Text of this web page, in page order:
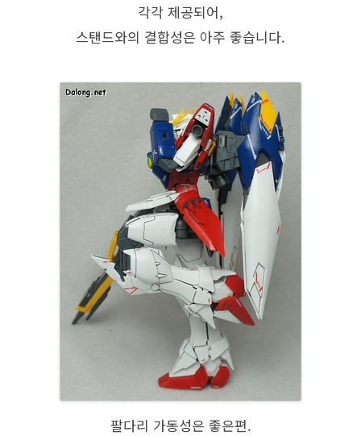
각각 제공되어,
스탠드와의 결합성은 아주 좋습니다.
팔다리 가동성은 좋은편.